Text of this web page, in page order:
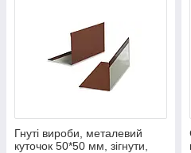
Гнуті вироби, металевий
куточок 50*50 мм, зігнути,